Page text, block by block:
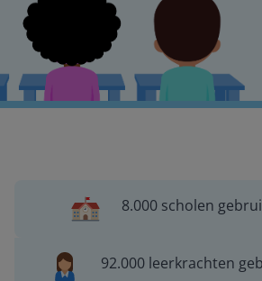
8.000 scholen
92.000 leerkrachten